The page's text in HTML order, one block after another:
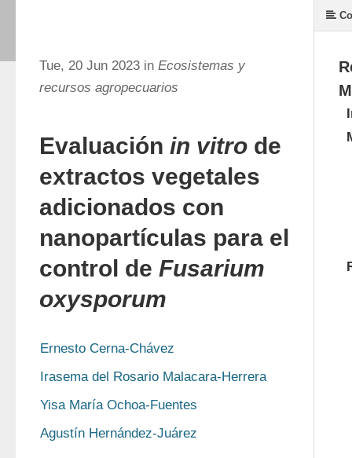
Tue, 20 Jun 2023 in Ecosistemas y
recursos agropecuarios
Evaluación in vitro de
extractos vegetales
adicionados con
nanopartículas para el
control de Fusarium
oxysporum
Ernesto Cerna-Chávez
Irasema del Rosario Malacara-Herrera
Yisa María Ochoa-Fuentes
Agustín Hernández-Juárez